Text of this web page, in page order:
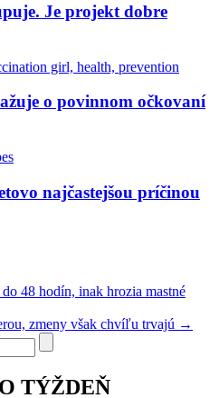
Je projekt dobre
o povinnom očkovaní
najčastejšou príčinou
48 hodín, inak hrozia mastné
zmeny však chvíľu trvajú →
TÝŽDEŇ